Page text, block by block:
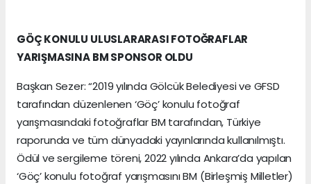
GÖÇ KONULU ULUSLARARASI FOTOĞRAFLAR
YARIŞMASINA BM SPONSOR OLDU
Başkan Sezer: “2019 yılında Gölcük Belediyesi ve GFSD
tarafından düzenlenen ‘Göç’ konulu fotoğraf
yarışmasındaki fotoğraflar BM tarafından, Türkiye
raporunda ve tüm dünyadaki yayınlarında kullanılmıştı.
Ödül ve sergileme töreni, 2022 yılında Ankara’da yapılan
‘Göç’ konulu fotoğraf yarışmasını BM (Birleşmiş Milletler)